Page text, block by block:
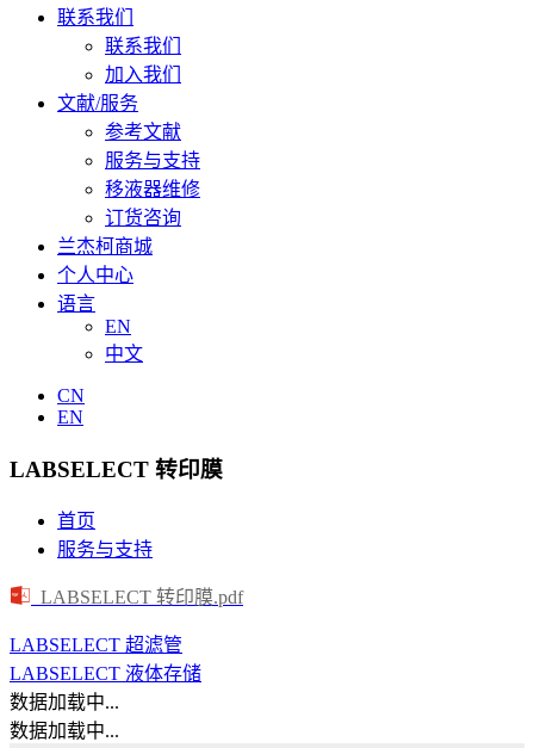
联系我们
联系我们
加入我们
文献/服务
参考文献
服务与支持
移液器维修
订货咨询
兰杰柯商城
个人中心
语言
EN
中文
CN
EN
LABSELECT 转印膜
首页
服务与支持
LABSELECT 转印膜.pdf
LABSELECT 超滤管
LABSELECT 液体存储
数据加载中...
数据加载中...